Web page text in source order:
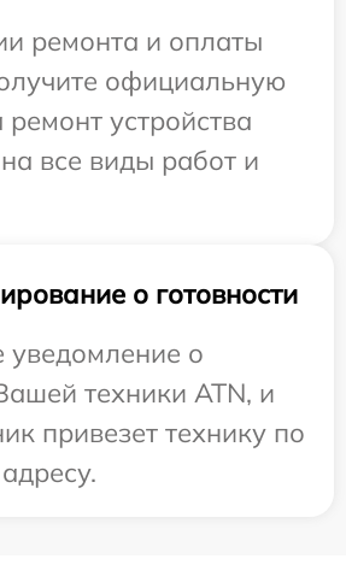
ремонта и оплаты
официальную
устройства
все виды работ и
о готовности
уведомление о
техники ATN, и
привезет технику по